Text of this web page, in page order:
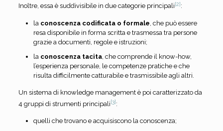
Inoltre, essa è suddivisibile in due categorie principali[2]:
la conoscenza codificata o formale , che può essere
resa disponibile in forma scritta e trasmessa tra persone
grazie a documenti, regole e istruzioni;
la conoscenza tacita, che comprende il know-how,
l’esperienza personale, le competenze pratiche e che
risulta difficilmente catturabile e trasmissibile agli altri.
Un sistema di knowledge management è poi caratterizzato da
4 gruppi di strumenti principali[3]:
quelli che trovano e acquisiscono la conoscenza;